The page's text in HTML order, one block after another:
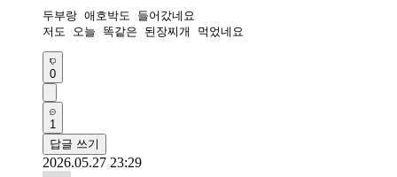
두부랑 애호박도 들어갔네요
저도 오늘 똑같은 된장찌개 먹었네요
0
1
답글 쓰기
2026.05.27 23:29